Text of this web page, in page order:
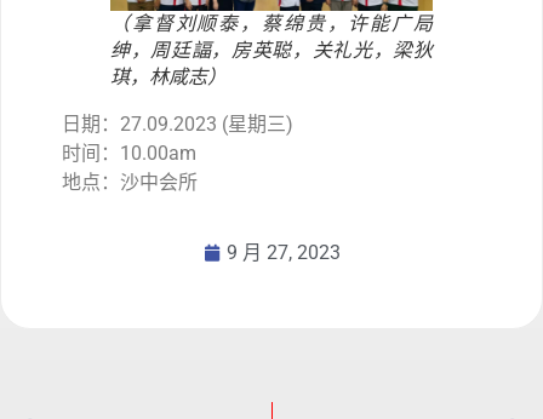
（拿督刘顺泰，蔡绵贵，许能广局
绅，周廷諨，房英聪，关礼光，梁狄
琪，林咸志）
日期：27.09.2023 (星期三)
时间：10.00am
地点：沙中会所
9 月 27, 2023